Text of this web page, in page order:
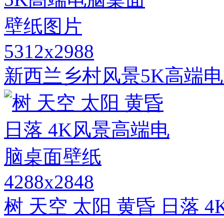
5312x2988
新西兰乡村风景5K高端
4288x2848
树 天空 太阳 黄昏 日落